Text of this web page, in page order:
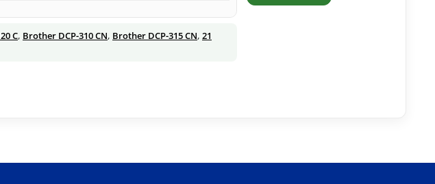
C, Brother DCP-310 CN, Brother DCP-315 CN, 21